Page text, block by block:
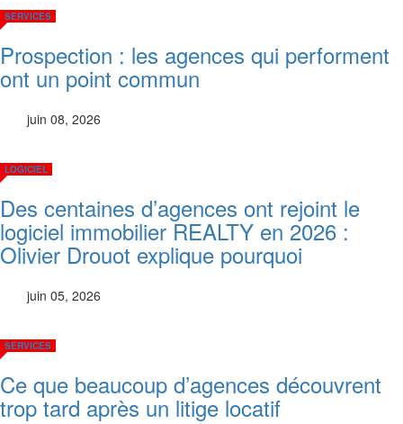
SERVICES
Prospection : les agences qui performent
ont un point commun
juin 08, 2026
LOGICIEL
Des centaines d’agences ont rejoint le
logiciel immobilier REALTY en 2026 :
Olivier Drouot explique pourquoi
juin 05, 2026
SERVICES
Ce que beaucoup d’agences découvrent
trop tard après un litige locatif